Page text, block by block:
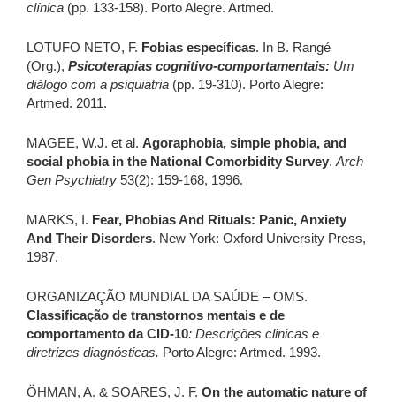
clínica (pp. 133-158). Porto Alegre. Artmed.
LOTUFO NETO, F. Fobias específicas. In B. Rangé
(Org.), Psicoterapias cognitivo-comportamentais: Um
diálogo com a psiquiatria (pp. 19-310). Porto Alegre:
Artmed. 2011.
MAGEE, W.J. et al. Agoraphobia, simple phobia, and
social phobia in the National Comorbidity Survey. Arch
Gen Psychiatry 53(2): 159-168, 1996.
MARKS, I. Fear, Phobias And Rituals: Panic, Anxiety
And Their Disorders. New York: Oxford University Press,
1987.
ORGANIZAÇÃO MUNDIAL DA SAÚDE – OMS.
Classificação de transtornos mentais e de
comportamento da CID-10: Descrições clinicas e
diretrizes diagnósticas. Porto Alegre: Artmed. 1993.
ÖHMAN, A. & SOARES, J. F. On the automatic nature of